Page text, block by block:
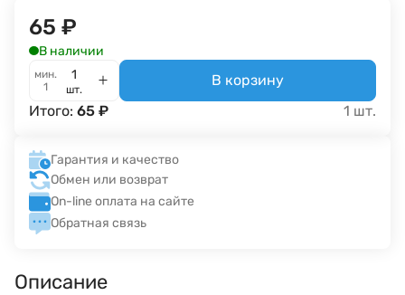
65 ₽
В наличии
мин.
1
шт.
В корзину
Итого: 65 ₽ 1 шт.
Гарантия и качество
Обмен или возврат
On-line оплата на сайте
Обратная связь
Описание